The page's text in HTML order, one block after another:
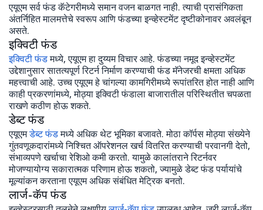
एयूएम सर्व फंड कॅटेगरीमध्ये समान वजन बाळगत नाही. त्याची प्रासंगिकता
अंतर्निहित मालमत्तेचे स्वरूप आणि फंडच्या इन्व्हेस्टमेंट दृष्टीकोनावर अवलंबून
असते.
इक्विटी फंड
इक्विटी फंडमध्ये, एयूएम हा दुय्यम विचार आहे. फंडच्या नमूद इन्व्हेस्टमेंट
उद्देशानुसार सातत्यपूर्ण रिटर्न निर्माण करण्याची फंड मॅनेजरची क्षमता अधिक
महत्त्वाची आहे. उच्च एयूएम हे चांगल्या कामगिरीमध्ये रूपांतरित होत नाही आणि
काही प्रकरणांमध्ये, मोठ्या इक्विटी फंडाला बाजारातील परिस्थितीत चपळता
राखणे कठीण होऊ शकते.
डेब्ट फंड
एयूएमडेब्ट फंडमध्ये अधिक थेट भूमिका बजावते. मोठा कॉर्पस मोठ्या संख्येने
गुंतवणूकदारांमध्ये निश्चित ऑपरेशनल खर्च वितरित करण्याची परवानगी देतो,
संभाव्यपणे खर्चाचा रेशिओ कमी करतो. यामुळे कालांतराने रिटर्नवर
मोजण्यायोग्य सकारात्मक परिणाम होऊ शकतो, ज्यामुळे डेब्ट फंड पर्यायांचे
मूल्यांकन करताना एयूएम अधिक संबंधित मेट्रिक बनतो.
लार्ज-कॅप फंड